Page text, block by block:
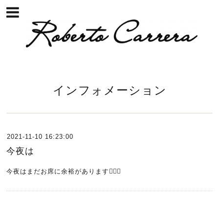
インフォメーション
2021-11-10 16:23:00
今夜は
今夜はまだお席に余裕があります🙇🏻‍♂️